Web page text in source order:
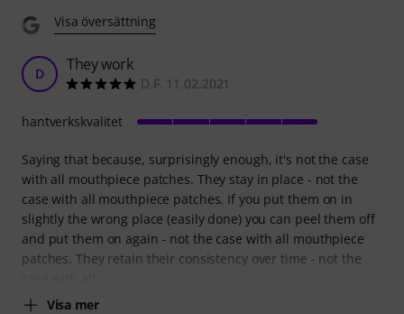
Visa översättning
D They work
D.F. 11.02.2021
Saying that because, surprisingly enough, it's not the case
with all mouthpiece patches. They stay in place - not the
case with all mouthpiece patches. If you put them on in
slightly the wrong place (easily done) you can peel them off
and put them on again - not the case with all mouthpiece
patches. They retain their consistency over time - not the
Visa mer
hantverkskvalitet